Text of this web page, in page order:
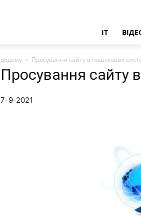
IT
додому Просування сайту в пошукових
Просування сайту
7-9-2021